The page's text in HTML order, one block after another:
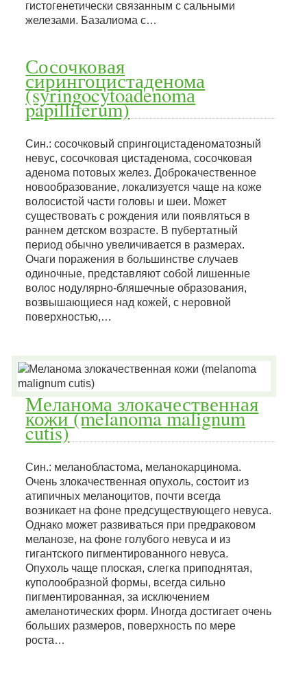
гистогенетически связанным с сальными
железами. Базалиома с…
Сосочковая
сирингоцистаденома
(syringocytoadenomа
papilliferum)
Син.: сосочковый спрингоцистаденоматозный
невус, сосочковая цистаденома, сосочковая
аденома потовых желез. Доброкачественное
новообразование, локализуется чаще на коже
волосистой части головы и шеи. Может
существовать с рождения или появляться в
раннем детском возрасте. В пубертатный
период обычно увеличивается в размерах.
Очаги поражения в большинстве случаев
одиночные, представляют собой лишенные
волос нодулярно-бляшечные образования,
возвышающиеся над кожей, с неровной
поверхностью,…
Меланома злокачественная
кожи (melanoma malignum
cutis)
Син.: меланобластома, меланокарцинома.
Очень злокачественная опухоль, состоит из
атипичных меланоцитов, почти всегда
возникает на фоне предсуществующего невуса.
Однако может развиваться при предраковом
меланозе, на фоне голубого невуса и из
гигантского пигментированного невуса.
Опухоль чаще плоская, слегка приподнятая,
куполообразной формы, всегда сильно
пигментированная, за исключением
амеланотических форм. Иногда достигает очень
больших размеров, поверхность по мере
роста…